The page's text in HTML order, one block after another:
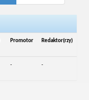
Promotor Redaktor(rzy)
- -